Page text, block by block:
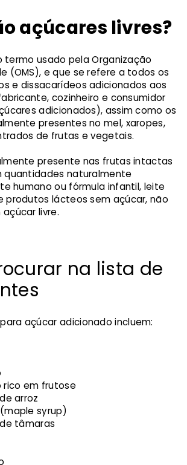
açúcares livres?
termo usado pela Organização
(OMS), e que se refere a todos os
e dissacarídeos adicionados aos
cozinheiro e consumidor
adicionados), assim como os
presentes no mel, xaropes,
de frutas e vegetais.
presente nas frutas intactas
quantidades naturalmente
humano ou fórmula infantil, leite
produtos lácteos sem açúcar, não
livre.
na lista de
açúcar adicionado incluem:
rico em frutose
arroz
syrup)
tâmaras